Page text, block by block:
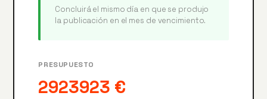
Concluirá el mismo día en que se produjo
la publicación en el mes de vencimiento.
PRESUPUESTO
2923923 €